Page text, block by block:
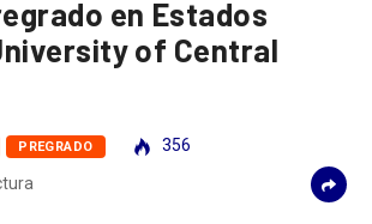
en Estados
of Central
PREGRADO
356